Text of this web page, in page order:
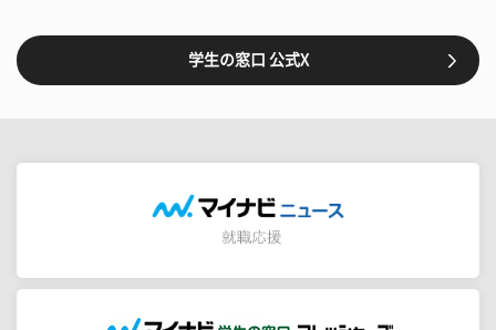
学生の窓口 公式X